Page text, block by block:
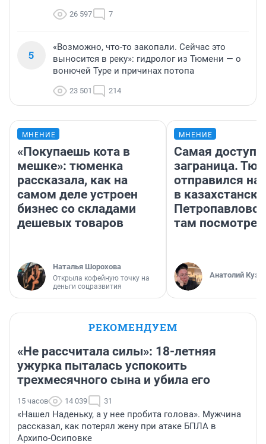
26 597 7
5
«Возможно, что-то закопали. Сейчас это
выносится в реку»: гидролог из Тюмени — о
вонючей Туре и причинах потопа
23 501 214
МНЕНИЕ
«Покупаешь кота в
мешке»: тюменка
рассказала, как на
самом деле устроен
бизнес со складами
дешевых товаров
Наталья Шорохова
Открыла кофейную точку на
деньги соцразвития
МНЕНИЕ
Самая
заграница.
отправился
в
там
Анатолий
РЕКОМЕНДУЕМ
«Не рассчитала силы»: 18-летняя
ужурка пыталась успокоить
трехмесячного сына и убила его
15 часов 14 039 31
«Нашел Наденьку, а у нее пробита голова». Мужчина
рассказал, как потерял жену при атаке БПЛА в
Архипо-Осиповке